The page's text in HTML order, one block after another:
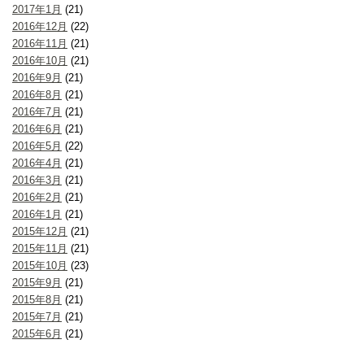
2017年1月 (21)
2016年12月 (22)
2016年11月 (21)
2016年10月 (21)
2016年9月 (21)
2016年8月 (21)
2016年7月 (21)
2016年6月 (21)
2016年5月 (22)
2016年4月 (21)
2016年3月 (21)
2016年2月 (21)
2016年1月 (21)
2015年12月 (21)
2015年11月 (21)
2015年10月 (23)
2015年9月 (21)
2015年8月 (21)
2015年7月 (21)
2015年6月 (21)